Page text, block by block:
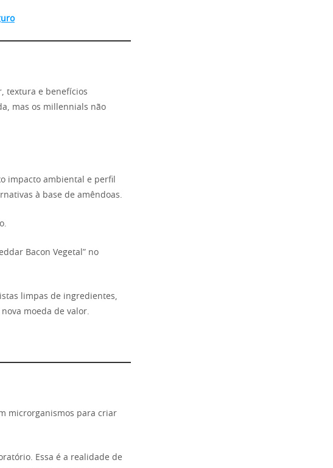
textura e benefícios
mas os millennials não
impacto ambiental e perfil
à base de amêndoas.
Bacon Vegetal” no
limpas de ingredientes,
moeda de valor.
microrganismos para criar
Essa é a realidade de